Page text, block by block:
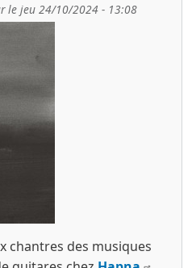
le jeu 24/10/2024 - 13:08
chantres des musiques